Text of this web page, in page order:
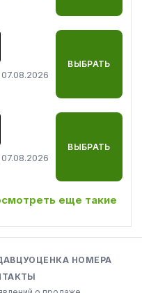
07.08.2026
ВЫБРАТЬ
07.08.2026
ВЫБРАТЬ
еще такие
ОЦЕНКА НОМЕРА